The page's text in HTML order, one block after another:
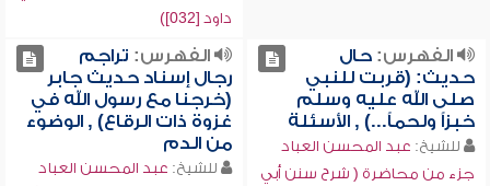
داود [032])
الفهرس:حال
حديث: (قربت للنبي
صلى الله عليه وسلم
خبزاً ولحماً...) , الأسئلة
للشيخ: عبد المحسن العباد
جزء من محاضرة ( شرح سنن أبي
الفهرس: تراجم
رجال إسناد حديث جابر
(خرجنا مع رسول الله في
غزوة ذات الرقاع) , الوضوء
من الدم
للشيخ: عبد المحسن العباد